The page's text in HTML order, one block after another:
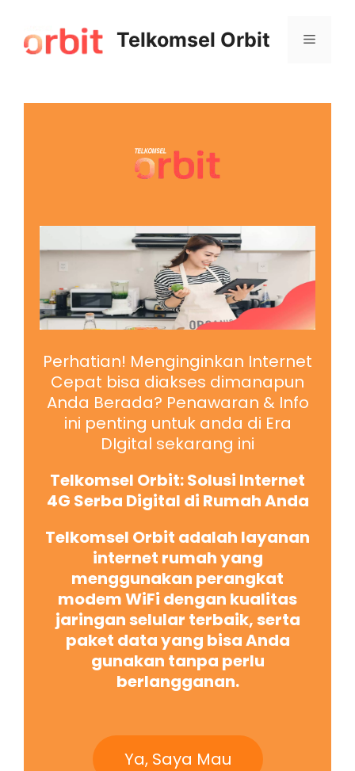
Telkomsel Orbit
Perhatian! Menginginkan Internet
Cepat bisa diakses dimanapun
Anda Berada? Penawaran & Info
ini penting untuk anda di Era
DIgital sekarang ini
Telkomsel Orbit: Solusi Internet
4G Serba Digital di Rumah Anda
Telkomsel Orbit adalah layanan
internet rumah yang
menggunakan perangkat
modem WiFi dengan kualitas
jaringan selular terbaik, serta
paket data yang bisa Anda
gunakan tanpa perlu
berlangganan.
Ya, Saya Mau